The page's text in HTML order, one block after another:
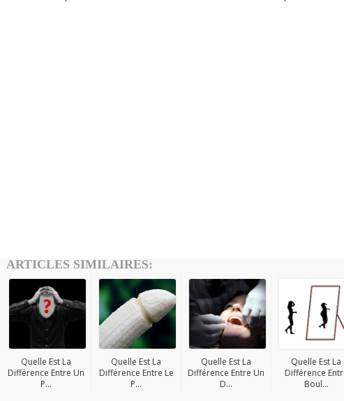
ARTICLES SIMILAIRES:
Quelle Est La
Différence Entre Un
P...
Quelle Est La
Différence Entre Le
P...
Quelle Est La
Différence Entre Un
D...
Quelle Est La
Différence
Boul...